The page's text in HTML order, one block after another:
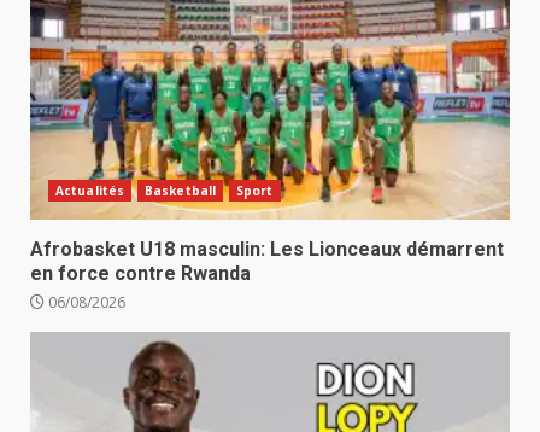
Actualités Basketball Sport
Afrobasket U18 masculin: Les Lionceaux démarrent
en force contre Rwanda
06/08/2026